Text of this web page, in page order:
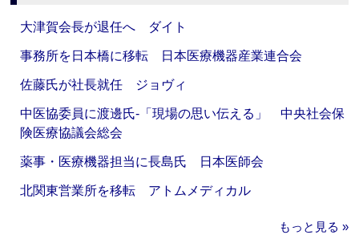
大津賀会長が退任へ ダイト
事務所を日本橋に移転 日本医療機器産業連合会
佐藤氏が社長就任 ジョヴィ
中医協委員に渡邊氏‐「現場の思い伝える」 中央社会保
険医療協議会総会
薬事・医療機器担当に長島氏 日本医師会
北関東営業所を移転 アトムメディカル
もっと見る »